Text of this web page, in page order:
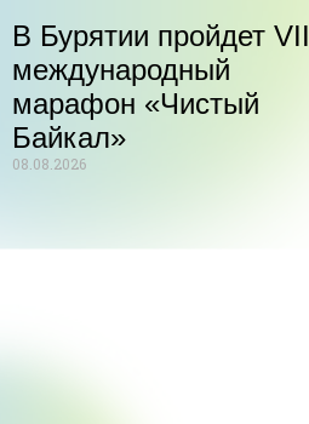
В Бурятии пройдет VII
международный
марафон «Чистый
Байкал»
08.08.2026